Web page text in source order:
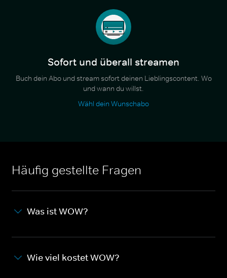
Sofort und überall streamen
Buch dein Abo und stream sofort deinen Lieblingscontent. Wo
und wann du willst.
Wähl dein Wunschabo
Häufig gestellte Fragen
Was ist WOW?
Wie viel kostet WOW?